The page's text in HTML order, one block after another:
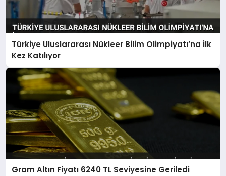
Türkiye Uluslararası Nükleer Bilim Olimpiyatı’na İlk
Kez Katılıyor
Gram Altın Fiyatı 6240 TL Seviyesine Geriledi